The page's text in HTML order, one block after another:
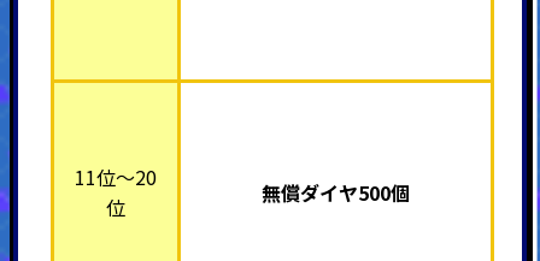
11位～20
位
無償ダイヤ500個